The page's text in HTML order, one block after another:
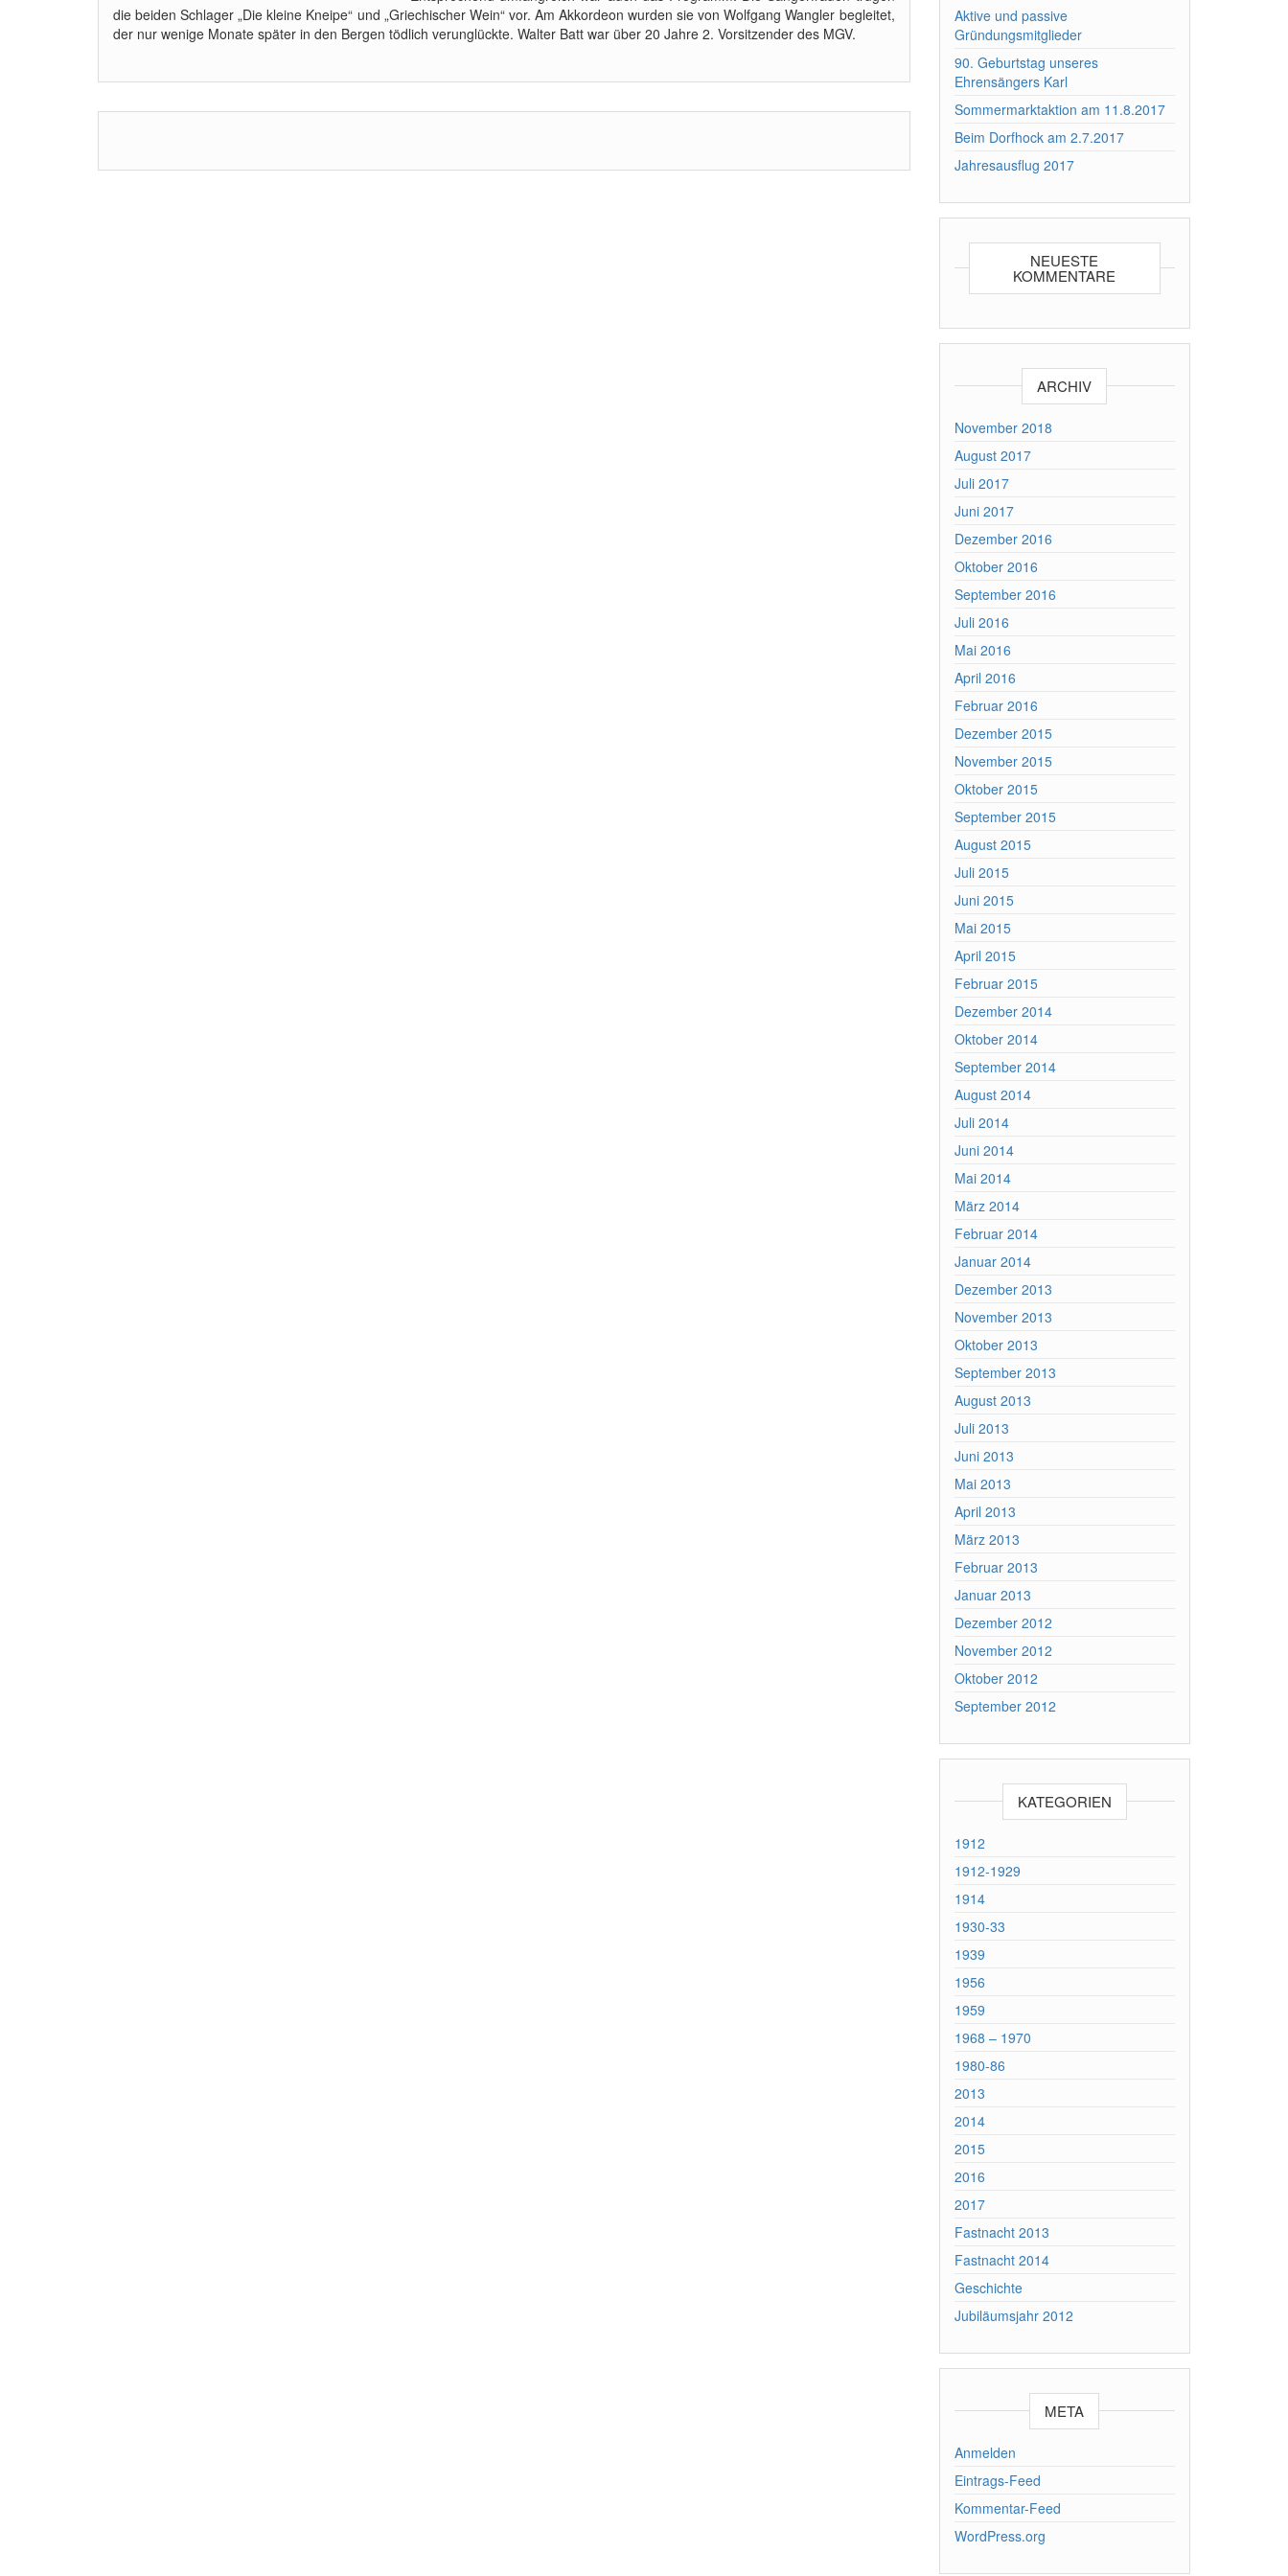
die beiden Schlager „Die kleine Kneipe“ und „Griechischer Wein“ vor. Am Akkordeon wurden sie von Wolfgang Wangler begleitet,
der nur wenige Monate später in den Bergen tödlich verunglückte. Walter Batt war über 20 Jahre 2. Vorsitzender des MGV.
Aktive und passive
Gründungsmitglieder
90. Geburtstag unseres
Ehrensängers Karl
Sommermarktaktion am 11.8.2017
Beim Dorfhock am 2.7.2017
Jahresausflug 2017
NEUESTE
KOMMENTARE
ARCHIV
November 2018
August 2017
Juli 2017
Juni 2017
Dezember 2016
Oktober 2016
September 2016
Juli 2016
Mai 2016
April 2016
Februar 2016
Dezember 2015
November 2015
Oktober 2015
September 2015
August 2015
Juli 2015
Juni 2015
Mai 2015
April 2015
Februar 2015
Dezember 2014
Oktober 2014
September 2014
August 2014
Juli 2014
Juni 2014
Mai 2014
März 2014
Februar 2014
Januar 2014
Dezember 2013
November 2013
Oktober 2013
September 2013
August 2013
Juli 2013
Juni 2013
Mai 2013
April 2013
März 2013
Februar 2013
Januar 2013
Dezember 2012
November 2012
Oktober 2012
September 2012
KATEGORIEN
1912
1912-1929
1914
1930-33
1939
1956
1959
1968 – 1970
1980-86
2013
2014
2015
2016
2017
Fastnacht 2013
Fastnacht 2014
Geschichte
Jubiläumsjahr 2012
META
Anmelden
Eintrags-Feed
Kommentar-Feed
WordPress.org